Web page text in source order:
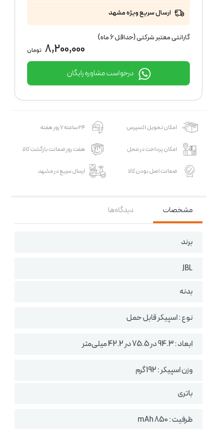
ارسال سریع ویژه مشهد
گارانتی معتبر شرکتی (حداقل 6 ماه)
8,200,000 تومان
درخواست مشاوره رایگان
امکان تحویل اکسپرس 24 ساعته 7 روز هفته
امکان پرداخت در محل هفت روز ضمانت بازگشت کالا
ضمانت اصل بودن کالا ارسال سریع در مشهد
مشخصات دیدگاه‌ها
برند
JBL
بدنه
نوع : اسپیکر قابل حمل
ابعاد : 94.3 در 75.5 در 42.2 میلی‌متر
وزن اسپیکر :‌ 192 گرم
باتری
ظرفیت : 850 mAh